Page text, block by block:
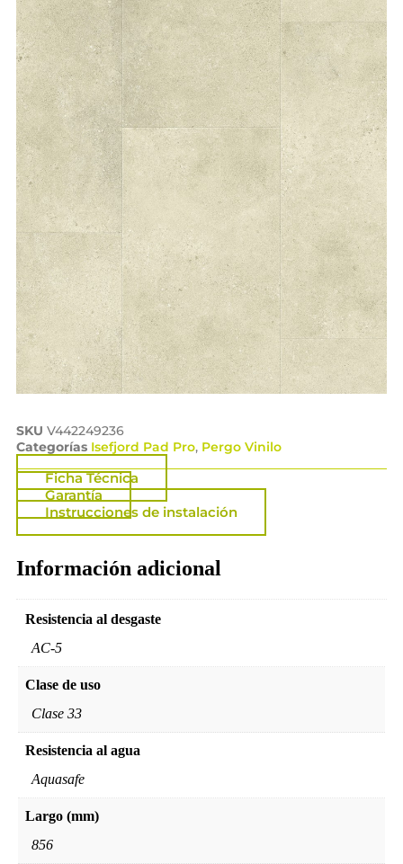
SKU V442249236
Categorías Isefjord Pad Pro, Pergo Vinilo
Ficha Técnica
Garantía
Instrucciones de instalación
Información adicional
Resistencia al desgaste
AC-5
Clase de uso
Clase 33
Resistencia al agua
Aquasafe
Largo (mm)
856